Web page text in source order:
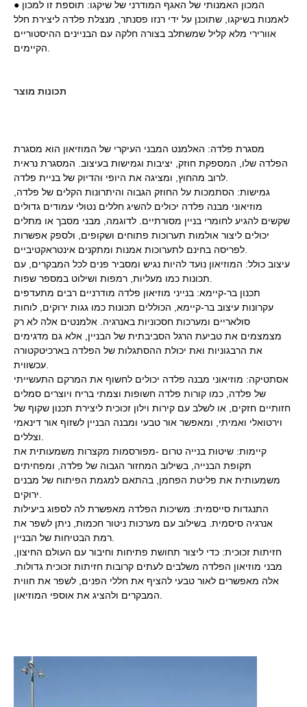
● המכון האמנותי של האגף המודרני של שיקגו: תוספת זו למכון
לאמנות בשיקגו, שתוכנן על ידי רנזו פסנתר, מנצלת פלדה ליצירת חלל
אוורירי מלא קליל שמשתלב בצורה חלקה עם הבניינים ההיסטוריים
תכונות מוצר
מסגרת פלדה: האלמנט המבני העיקרי של המוזיאון הוא מסגרת
הפלדה שלו, המספקת חוזק, יציבות וגמישות בעיצוב. המסגרת נראית
גמישות: הסתמכות על החוזק הגבוה והיתרונות הקלים של פלדה,
מוזיאוני מבנה פלדה יכולים להשיג חללים נטולי עמודים גדולים
שקשים להגיע לחומרי בניין מסורתיים. לדוגמה, מבני מסבך או מתלים
יכולים ליצור אולמות תערוכות פתוחים ושקופים, ולספק אפשרות
עיצוב כולל: המוזיאון נועד להיות נגיש ומסביר פנים לכל המבקרים, עם
תכנון בר-קיימא: בנייני מוזיאון פלדה מודרניים רבים מתעדפים
עקרונות עיצוב בר-קיימא, הכוללים תכונות כמו גגות ירוקים, לוחות
סולאריים ומערכות חסכוניות באנרגיה. אלמנטים אלה לא רק
מצמצמים את טביעת הרגל הסביבתית של הבניין, אלא גם מדגימים
את הרבגוניות ואת יכולת ההסתגלות של הפלדה בארכיטקטורה
אסתטיקה: מוזיאוני מבנה פלדה יכולים לחשוף את המרקם התעשייתי
של פלדה, כמו קורות פלדה חשופות וצמתי בריח ויוצרים סמלים
חזותיים חזקים, או לשלב עם קירות וילון זכוכית ליצירת תכנון שקוף של
וירטואלי ואמיתי, ומאפשר אור טבעי ומבנה הבניין לשזוף אור דינאמי
קיימות: שיטות בנייה טרום -מפורסמות מקצרות משמעותית את
תקופת הבנייה, בשילוב המחזור הגבוה של פלדה, ומפחיתים
משמעותית את פליטת הפחמן, בהתאם למגמת הפיתוח של מבנים
התנגדות סייסמית: משיכות הפלדה מאפשרת לה לספוג ביעילות
אנרגיה סיסמית. בשילוב עם מערכות ניטור חכמות, ניתן לשפר את
חזיתות זכוכית: כדי ליצור תחושת פתיחות וחיבור עם העולם החיצון,
מבני מוזיאון הפלדה משלבים לעתים קרובות חזיתות זכוכית גדולות.
אלה מאפשרים לאור טבעי להציף את חללי הפנים, לשפר את חווית